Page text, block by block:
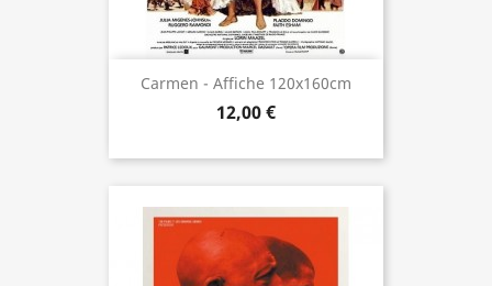
Carmen - Affiche 120x160cm
12,00 €